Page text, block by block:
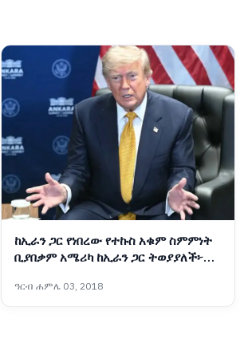
ከኢራን ጋር የነበረው የተኩስ አቁም ስምምነት
ቢያበቃም አሜሪካ ከኢራን ጋር ትወያያለች፦
ዓርብ ሐምሌ 03, 2018